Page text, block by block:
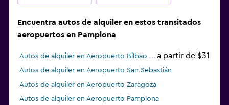
Encuentra autos de alquiler en estos transitados
aeropuertos en Pamplona
Autos de alquiler en Aeropuerto Bilbao a partir de $31
Autos de alquiler en Aeropuerto San Sebastián
Autos de alquiler en Aeropuerto Zaragoza
Autos de alquiler en Aeropuerto Pamplona